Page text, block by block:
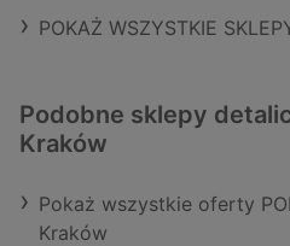
POKAŻ WSZYSTKIE
Podobne sklepy
Kraków
Pokaż wszystkie oferty
Kraków